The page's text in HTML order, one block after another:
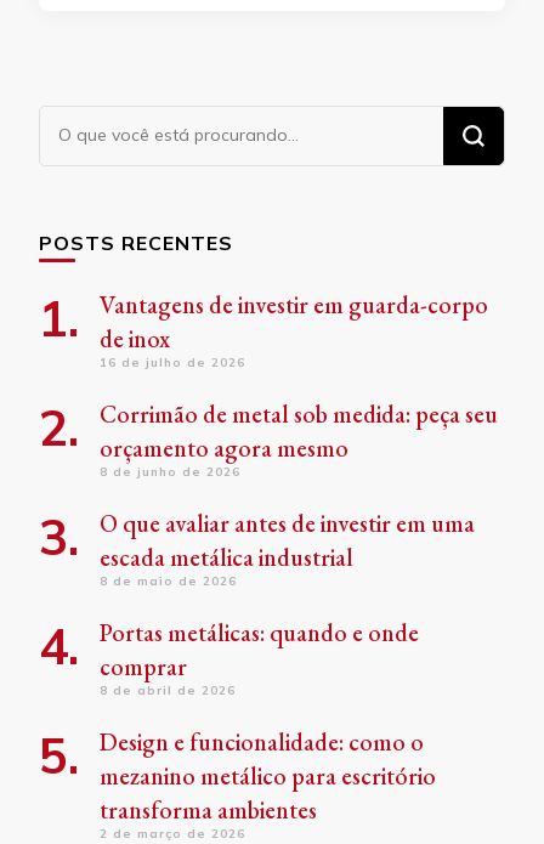
Procurando
algo?
POSTS RECENTES
Vantagens de investir em guarda-corpo
de inox
16 de julho de 2026
Corrimão de metal sob medida: peça seu
orçamento agora mesmo
8 de junho de 2026
O que avaliar antes de investir em uma
escada metálica industrial
8 de maio de 2026
Portas metálicas: quando e onde
comprar
8 de abril de 2026
Design e funcionalidade: como o
mezanino metálico para escritório
transforma ambientes
2 de março de 2026